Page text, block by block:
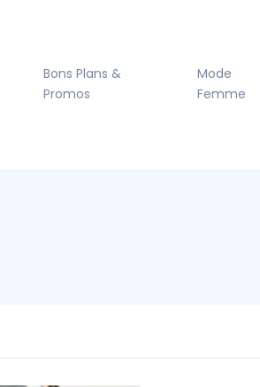
Bons Plans &
Promos
Mode
Femme